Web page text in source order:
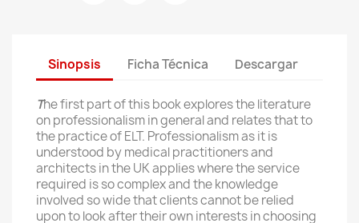
Sinopsis Ficha Técnica Descargar
The first part of this book explores the literature
on professionalism in general and relates that to
the practice of ELT. Professionalism as it is
understood by medical practitioners and
architects in the UK applies where the service
required is so complex and the knowledge
involved so wide that clients cannot be relied
upon to look after their own interests in choosing